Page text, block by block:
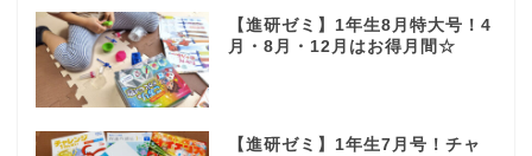
【進研ゼミ】1年生8月特大号！4
月・8月・12月はお得月間☆
【進研ゼミ】1年生7月号！チャ